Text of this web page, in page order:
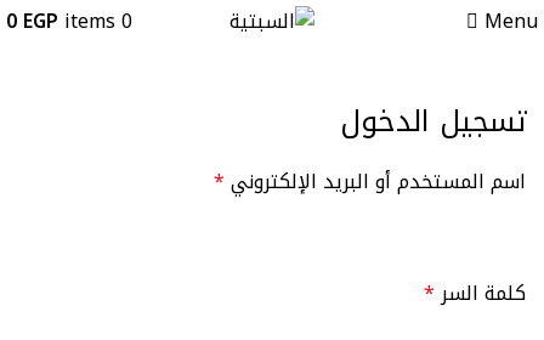
Menu
0
items
0EGP
تسجيل الدخول
اسم المستخدم أو البريد الإلكتروني*
كلمة السر*